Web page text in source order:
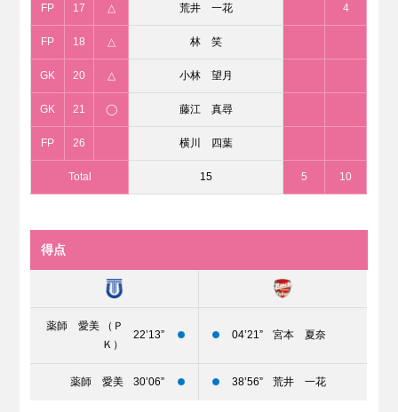
FP 17 △ 荒井 一花 4
FP 18 △ 林 笑
GK 20 △ 小林 望月
GK 21 ◯ 藤江 真尋
FP 26 横川 四葉
Total 15 5 10
得点
薬師 愛美 （Ｐ
Ｋ）
22’13” 04’21” 宮本 夏奈
薬師 愛美 30’06” 38’56” 荒井 一花